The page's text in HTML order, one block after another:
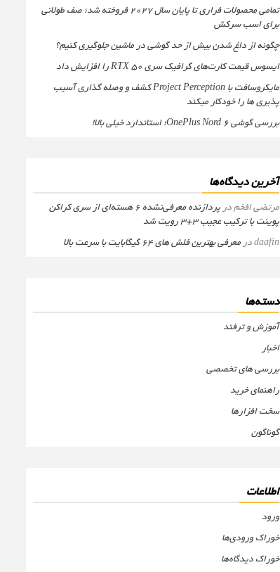
تمامی محصولات فراری تا پایان سال ۲۰۲۷ فروخته شد؛ صف طولانی
برای اسب سرکش
چگونه از داغ شدن بیش از حد گوشی در ماشین جلوگیری کنیم؟
ایسوس قیمت کارت‌های گرافیک سری RTX 50 را افزایش داد
مایکروسافت با Project Perception کشف و وصله گذاری آسیب
پذیری ها را خودکار میکند
بررسی گوشی OnePlus Nord 6؛ استاندارد خیلی بالا!
آخرین دیدگاه‌ها
مرتضی افخمدر
پردازنده معرفی‌نشده 6 هسته‌ای از سری کراکن
پوینت با ترکیب عجیب 3+3 رویت شد
daafinدر معرفی بهترین فلش های 64 گیگابایت با سرعت بالا
دسته‌ها
آموزش و ترفند
اخبار
بررسی های تخصصی
راهنمای خرید
سخت افزارها
گوناگون
اطلاعات
ورود
خوراک ورودی‌ها
خوراک دیدگاه‌ها